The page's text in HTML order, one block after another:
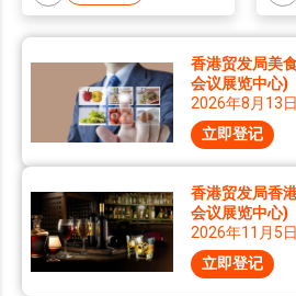
香港贸发局美
会议展览中心)
2026年8月13
立即登记
香港贸发局香
会议展览中心)
2026年11月5
立即登记